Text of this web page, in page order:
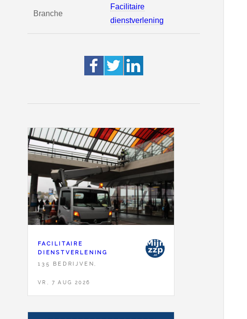
Branche
Facilitaire
dienstverlening
FACILITAIRE
DIENSTVERLENING
135 BEDRIJVEN,
VR, 7 AUG 2026